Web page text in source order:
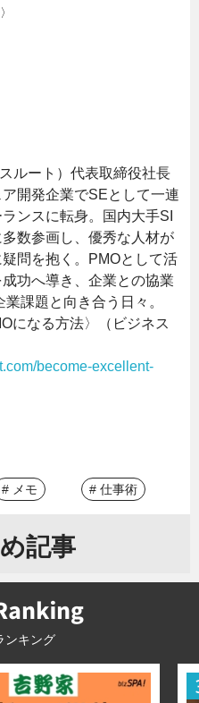
〉
ルート）代表取締役社長
開発企業でSEとして一連
ンスに転身。国内大手SI
数参画し、優秀な人材が
問を抱く。PMOとして活
功へ導き、企業との協業
課題と向き合う日々。
になる方法〉（‎ビジネス
become-excellent-
# メモ # 仕事術
記事
ンキング